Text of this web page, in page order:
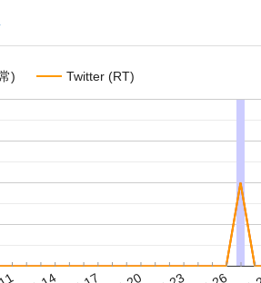
) Twitter (RT)